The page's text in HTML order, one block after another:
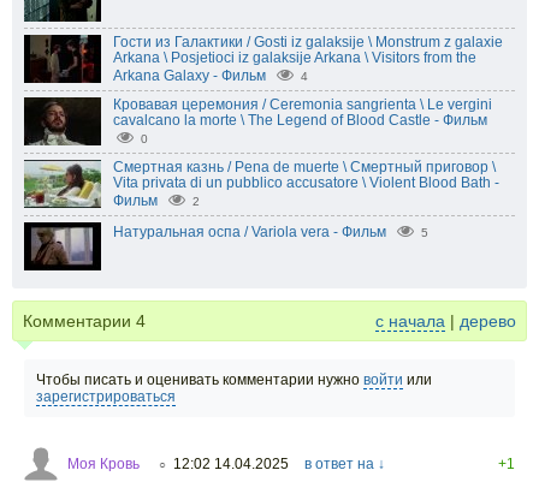
Гости из Галактики / Gosti iz galaksije \ Monstrum z galaxie
Arkana \ Posjetioci iz galaksije Arkana \ Visitors from the
Arkana Galaxy - Фильм
4
Кровавая церемония / Ceremonia sangrienta \ Le vergini
cavalcano la morte \ The Legend of Blood Castle - Фильм
0
Смертная казнь / Pena de muerte \ Смертный приговор \
Vita privata di un pubblico accusatore \ Violent Blood Bath -
Фильм
2
Натуральная оспа / Variola vera - Фильм 5
Комментарии 4 с начала | дерево
Чтобы писать и оценивать комментарии нужно войти или
зарегистрироваться
Моя Кровь ○ 12:02 14.04.2025 в ответ на ↓
+1